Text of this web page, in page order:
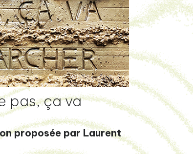
pas, ça va
proposée par Laurent